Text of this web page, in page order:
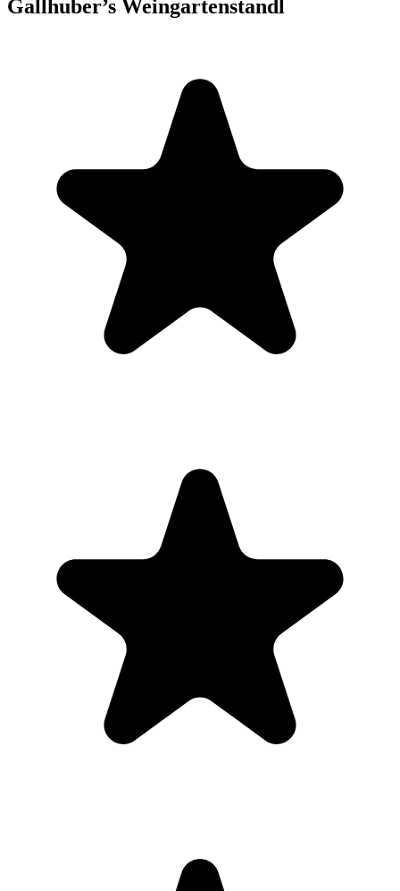
Gallhuber’s Weingartenstandl